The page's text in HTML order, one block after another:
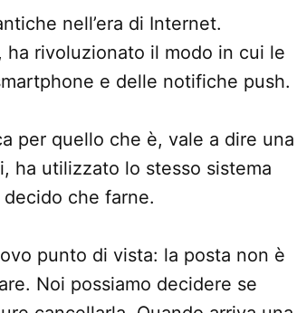
nell’era di Internet.
ha rivoluzionato il modo in cui le
e delle notifiche push.
per quello che è, vale a dire una
ha utilizzato lo stesso sistema
che farne.
punto di vista: la posta non è
Noi possiamo decidere se